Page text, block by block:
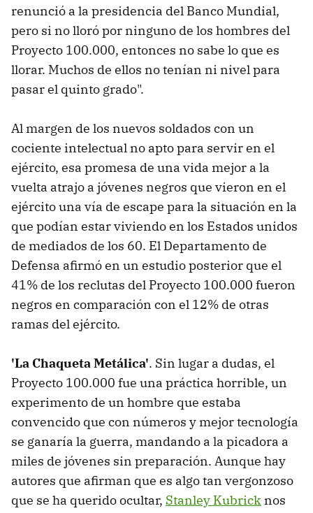
renunció a la presidencia del Banco Mundial,
pero si no lloró por ninguno de los hombres del
Proyecto 100.000, entonces no sabe lo que es
llorar. Muchos de ellos no tenían ni nivel para
pasar el quinto grado".
Al margen de los nuevos soldados con un
cociente intelectual no apto para servir en el
ejército, esa promesa de una vida mejor a la
vuelta atrajo a jóvenes negros que vieron en el
ejército una vía de escape para la situación en la
que podían estar viviendo en los Estados unidos
de mediados de los 60. El Departamento de
Defensa afirmó en un estudio posterior que el
41% de los reclutas del Proyecto 100.000 fueron
negros en comparación con el 12% de otras
ramas del ejército.
'La Chaqueta Metálica'. Sin lugar a dudas, el
Proyecto 100.000 fue una práctica horrible, un
experimento de un hombre que estaba
convencido que con números y mejor tecnología
se ganaría la guerra, mandando a la picadora a
miles de jóvenes sin preparación. Aunque hay
autores que afirman que es algo tan vergonzoso
que se ha querido ocultar, Stanley Kubrick nos